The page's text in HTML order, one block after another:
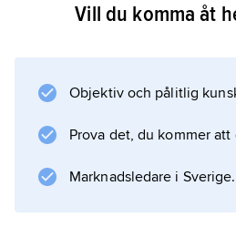
Vill du komma åt
Objektiv och pålitlig
Prova det, du kommer att
Marknadsledare i Sverige.